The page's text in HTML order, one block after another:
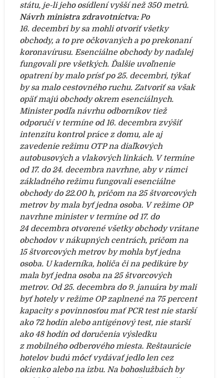
státu, je-li jeho osídlení vyšší než 350 metrů.
Návrh ministra zdravotníctva: Po
16. decembri by sa mohli otvoriť všetky
obchody, a to pre očkovaných a po prekonaní
koronavírusu. Esenciálne obchody by naďalej
fungovali pre všetkých. Ďalšie uvoľnenie
opatrení by malo prísť po 25. decembri, týkať
by sa malo cestovného ruchu. Zatvoriť sa však
opäť majú obchody okrem esenciálnych.
Minister podľa návrhu odborníkov tiež
odporučí v termíne od 16. decembra zvýšiť
intenzitu kontrol práce z domu, ale aj
zavedenie režimu OTP na diaľkových
autobusových a vlakových linkách. V termíne
od 17. do 24. decembra navrhne, aby v rámci
základného režimu fungovali esenciálne
obchody do 22.00 h, pričom na 25 štvorcových
metrov by mala byť jedna osoba. V režime OP
navrhne minister v termíne od 17. do
24 decembra otvorené všetky obchody vrátane
obchodov v nákupných centrách, pričom na
15 štvorcových metrov by mohla byť jedna
osoba. U kaderníka, holiča či na pedikúre by
mala byť jedna osoba na 25 štvorcových
metrov. Od 25. decembra do 9. januára by mali
byť hotely v režime OP zaplnené na 75 percent
kapacity s povinnosťou mať PCR test nie starší
ako 72 hodín alebo antigénový test, nie starší
ako 48 hodín od doručenia výsledku
z mobilného odberového miesta. Reštaurácie
hotelov budú môcť vydávať jedlo len cez
okienko alebo na izbu. Na bohoslužbách by